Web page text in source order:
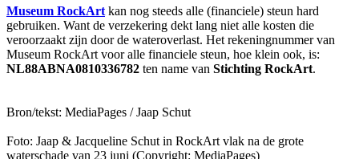
Museum RockArt kan nog steeds alle (financiele) steun hard
gebruiken. Want de verzekering dekt lang niet alle kosten die
veroorzaakt zijn door de wateroverlast. Het rekeningnummer van
Museum RockArt voor alle financiele steun, hoe klein ook, is:
NL88ABNA0810336782 ten name van Stichting RockArt.
Bron/tekst: MediaPages / Jaap Schut
Foto: Jaap & Jacqueline Schut in RockArt vlak na de grote
waterschade van 23 juni (Copyright: MediaPages)